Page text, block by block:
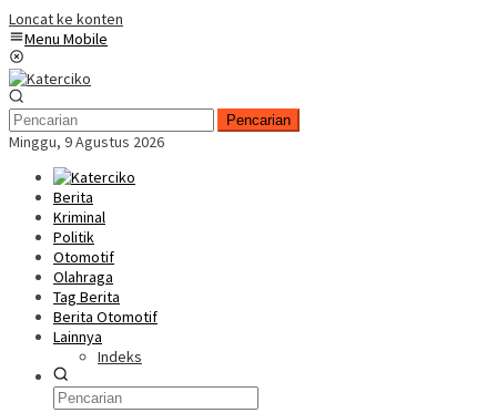
Loncat ke konten
Menu Mobile
Pencarian
Minggu, 9 Agustus 2026
Berita
Kriminal
Politik
Otomotif
Olahraga
Tag Berita
Berita Otomotif
Lainnya
Indeks